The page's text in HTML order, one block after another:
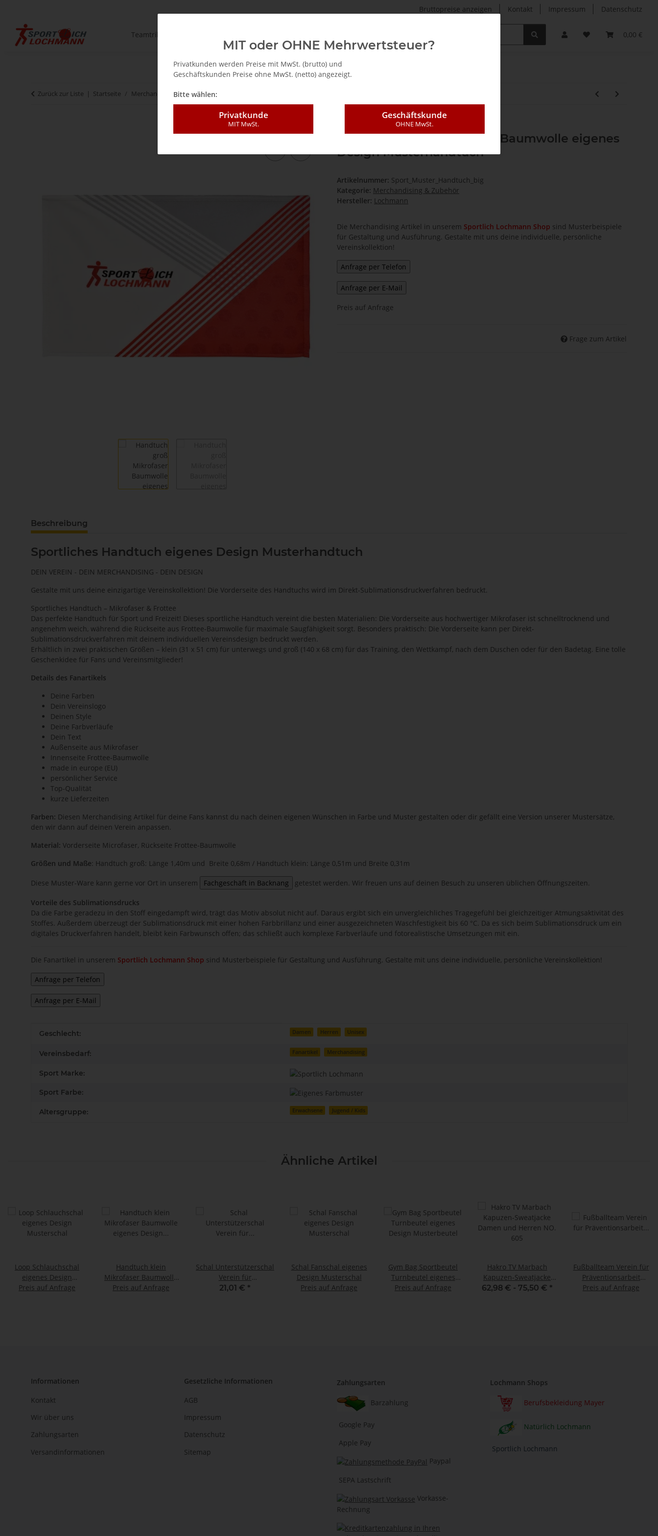
Bruttopreise anzeigen Kontakt Impressum Datenschutz
0,00 €
Teamtrikots
Zurück zur Liste Startseite Merchandising & Zubehör
Handtuch groß Mikrofaser Baumwolle eigenes
Design Musterhandtuch
Artikelnummer: Sport_Muster_Handtuch_big
Kategorie: Merchandising & Zubehör
Hersteller: Lochmann
Die Merchandising Artikel in unserem Sportlich Lochmann Shop sind Musterbeispiele
für Gestaltung und Ausführung. Gestalte mit uns deine individuelle, persönliche
Vereinskollektion!
Preis auf Anfrage
Frage zum Artikel
weitere Registerkarten anzeigen
Beschreibung
Sportliches Handtuch eigenes Design Musterhandtuch
DEIN VEREIN - DEIN MERCHANDISING - DEIN DESIGN
Gestalte mit uns deine einzigartige Vereinskollektion! Die Vorderseite des Handtuchs wird im Direkt-Sublimationsdruckverfahren bedruckt.
Sportliches Handtuch – Mikrofaser & Frottee
Das perfekte Handtuch für Sport und Freizeit! Dieses sportliche Handtuch vereint die besten Materialien: Die Vorderseite aus hochwertiger Mikrofaser ist schnelltrocknend und
angenehm weich, während die Rückseite aus Frottee-Baumwolle für maximale Saugfähigkeit sorgt. Besonders praktisch: Die Vorderseite kann per Direkt-
Sublimationsdruckverfahren mit deinem individuellen Vereinsdesign bedruckt werden.
Erhältlich in zwei praktischen Größen – klein (31 x 51 cm) für unterwegs und groß (140 x 68 cm) für das Training, den Wettkampf, nach dem Duschen oder für den Badetag. Eine tolle
Geschenkidee für Fans und Vereinsmitglieder!
Details des Fanartikels
Deine Farben
Dein Vereinslogo
Deinen Style
Deine Farbverläufe
Dein Text
Außenseite aus Mikrofaser
Innenseite Frottee-Baumwolle
made in europe (EU)
persönlicher Service
Top-Qualität
kurze Lieferzeiten
Farben: Diesen Merchandising Artikel für deine Fans kannst du nach deinen eigenen Wünschen in Farbe und Muster gestalten oder dir gefällt eine Version unserer Mustersätze,
den wir dann auf deinen Verein anpassen.
Material: Vorderseite Microfaser, Rückseite Frottee-Baumwolle
Größen und Maße: Handtuch groß: Länge 1,40m und Breite 0,68m / Handtuch klein: Länge 0,51m und Breite 0,31m
Diese Muster-Ware kann gerne vor Ort in unserem getestet werden. Wir freuen uns auf deinen Besuch zu unseren üblichen Öffnungszeiten.
Vorteile des Sublimationsdrucks
Da die Farbe geradezu in den Stoff eingedampft wird, trägt das Motiv absolut nicht auf. Daraus ergibt sich ein unvergleichliches Tragegefühl bei gleichzeitiger Atmungsaktivität des
Stoffes. Außerdem überzeugt der Sublimationsdruck mit einer hohen Farbbrillanz und einer ausgezeichneten Waschfestigkeit bis 60 °C. Da es sich beim Sublimationsdruck um ein
digitales Druckverfahren handelt, bleibt kein Farbwunsch offen; das schließt auch komplexe Farbverläufe und fotorealistische Umsetzungen mit ein.
Die Fanartikel in unserem Sportlich Lochmann Shop sind Musterbeispiele für Gestaltung und Ausführung. Gestalte mit uns deine individuelle, persönliche Vereinskollektion!
Produkteigenschaft
Wert
Geschlecht: Damen Herren Unisex
Vereinsbedarf: Fanartikel Merchandising
Sport Marke:
Sport Farbe:
Altersgruppe: Erwachsene Jugend / Kids
Ähnliche Artikel
Loop Schlauchschal
eigenes Design
Musterschal
Preis auf Anfrage
Handtuch klein
Mikrofaser Baumwolle
eigenes Design
Preis auf Anfrage
Schal Unterstützerschal
Verein für
Präventionsarbeit
21,01 € *
Schal Fanschal eigenes
Design Musterschal
Preis auf Anfrage
Gym Bag Sportbeutel
Turnbeutel eigenes
Design Musterbeutel
Preis auf Anfrage
Hakro TV Marbach
Kapuzen-Sweatjacke
Damen und Herren NO.
62,98 € - 75,50 € *
Fußballteam Verein für
Präventionsarbeit
Trikotsatz Damen
Preis auf Anfrage
Informationen
Kontakt
Wir über uns
Zahlungsarten
Versandinformationen
Gesetzliche Informationen
AGB
Impressum
Datenschutz
Sitemap
Zahlungsarten
Barzahlung
Google Pay
Apple Pay
Paypal
SEPA Lastschrift
Vorkasse-
Rechnung
Lochmann Shops
Berufsbekleidung Mayer
Natürlich Lochmann
Sportlich Lochmann
MIT oder OHNE Mehrwertsteuer?
Privatkunden werden Preise mit MwSt. (brutto) und
Geschäftskunden Preise ohne MwSt. (netto) angezeigt.
Bitte wählen:
Privatkunde
MIT MwSt.
Geschäftskunde
OHNE MwSt.